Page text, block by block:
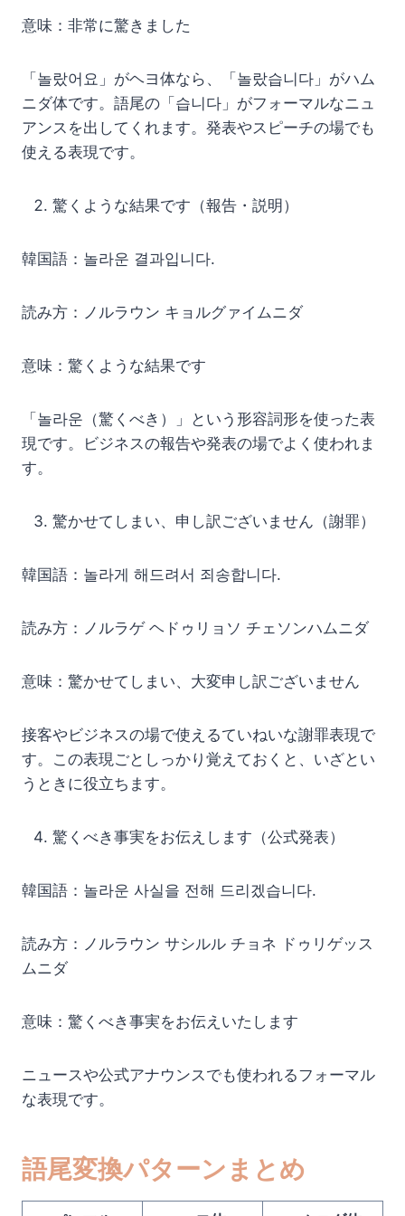
意味：非常に驚きました
「놀랐어요」がヘヨ体なら、「놀랐습니다」がハム
ニダ体です。語尾の「습니다」がフォーマルなニュ
アンスを出してくれます。発表やスピーチの場でも
使える表現です。
驚くような結果です（報告・説明）
韓国語：놀라운 결과입니다.
読み方：ノルラウン キョルグァイムニダ
意味：驚くような結果です
「놀라운（驚くべき）」という形容詞形を使った表
現です。ビジネスの報告や発表の場でよく使われま
す。
驚かせてしまい、申し訳ございません（謝罪）
韓国語：놀라게 해드려서 죄송합니다.
読み方：ノルラゲ ヘドゥリョソ チェソンハムニダ
意味：驚かせてしまい、大変申し訳ございません
接客やビジネスの場で使えるていねいな謝罪表現で
す。この表現ごとしっかり覚えておくと、いざとい
うときに役立ちます。
驚くべき事実をお伝えします（公式発表）
韓国語：놀라운 사실을 전해 드리겠습니다.
読み方：ノルラウン サシルル チョネ ドゥリゲッス
ムニダ
意味：驚くべき事実をお伝えいたします
ニュースや公式アナウンスでも使われるフォーマル
な表現です。
語尾変換パターンまとめ